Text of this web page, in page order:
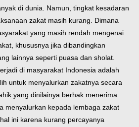
di dunia. Namun, tingkat kesadaran
zakat masih kurang. Dimana
yang masih rendah mengenai
khususnya jika dibandingkan
lainnya seperti puasa dan sholat.
di masyarakat Indonesia adalah
untuk menyalurkan zakatnya secara
yang dinilainya berhak menerima
menyalurkan kepada lembaga zakat
ini karena kurang percayanya